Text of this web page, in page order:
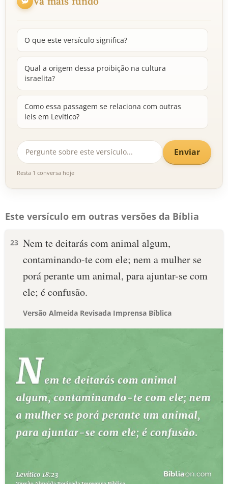
O que este versículo significa?
Qual a origem dessa proibição na cultura
israelita?
Como essa passagem se relaciona com outras
leis em Levítico?
Enviar
Resta 1 conversa hoje
Este versículo em outras versões da Bíblia
23 Nem te deitarás com animal algum,
contaminando-te com ele; nem a mulher se
porá perante um animal, para ajuntar-se com
ele; é confusão.
Versão Almeida Revisada Imprensa Bíblica